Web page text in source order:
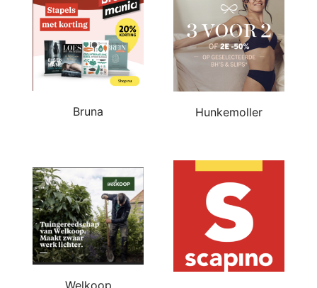
Bruna Hunkemoller
Welkoop